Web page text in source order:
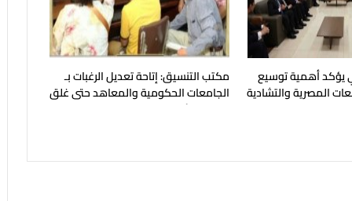
يؤكد أهمية توسيع
المصرية والتشادية
مكتب التنسيق: إتاحة تعديل الرغبات بـ
الجامعات الحكومية والمعاهد حتى غلق
المرحلة الأولى